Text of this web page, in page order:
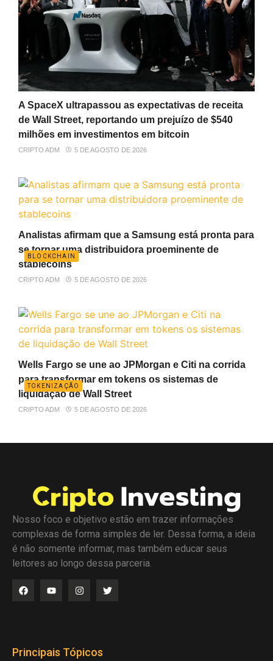
A SpaceX ultrapassou as expectativas de receita
de Wall Street, reportando um prejuízo de $540
milhões em investimentos em bitcoin
CRIPTO ADM 5 DE AGOSTO DE 2026
BLOCKCHAIN
Analistas afirmam que a Samsung está pronta para
se tornar uma distribuidora proeminente de
stablecoins
CRIPTO ADM 5 DE AGOSTO DE 2026
TOKENIZAÇÃO
Wells Fargo se une ao JPMorgan e Citi na corrida
para transformar em tokens os sistemas de
liquidação de Wall Street
CRIPTO ADM 5 DE AGOSTO DE 2026
Nosso foco e objetivo estão em trazer informações
complexas de forma simples de ler. Dessa forma, a ideia
é não somente informar, mas também educar seus
leitores ao longo dessa parceria.
Principais Tópicos